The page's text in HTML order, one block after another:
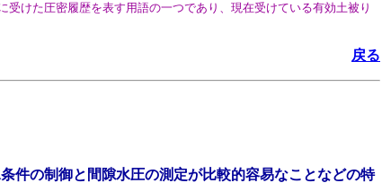
けた圧密履歴を表す用語の一つであり、現在受けている有効土被り
戻る
件の制御と間隙水圧の測定が比較的容易なことなどの特